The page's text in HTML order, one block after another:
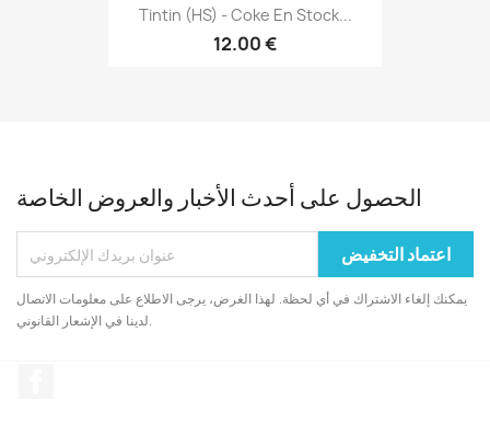
Tintin (HS) - Coke En Stock...
12.00 €
الحصول على أحدث الأخبار والعروض الخاصة
يمكنك إلغاء الاشتراك في أي لحظة. لهذا الغرض، يرجى الاطلاع على معلومات الاتصال
لدينا في الإشعار القانوني.